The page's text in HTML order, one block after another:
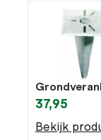
37,95
Bekijk